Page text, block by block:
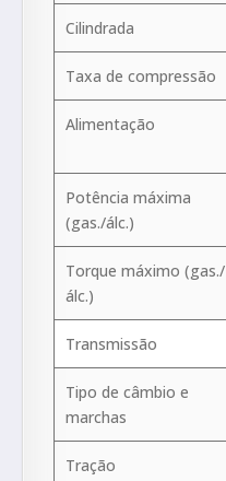
Cilindrada
Taxa de compressão
Alimentação
Potência máxima
(gas./álc.)
Torque máximo (gas./
álc.)
Transmissão
Tipo de câmbio e
marchas
Tração